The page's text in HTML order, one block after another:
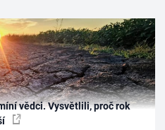
vědci. Vysvětlili, proč rok